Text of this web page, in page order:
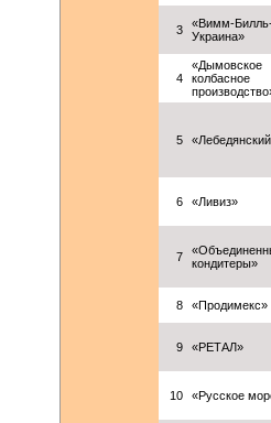
3
«Вимм-
Украина»
4
«Дымовское
колбасное
5
6 «Ливиз»
7
кондитеры»
8 «Продимекс»
9 «РЕТАЛ»
10 «Русское